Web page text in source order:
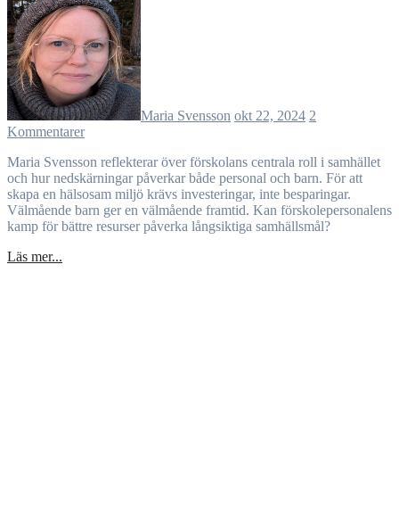
Maria Svensson okt 22, 2024 2
Kommentarer
Maria Svensson reflekterar över förskolans centrala roll i samhället
och hur nedskärningar påverkar både personal och barn. För att
skapa en hälsosam miljö krävs investeringar, inte besparingar.
Välmående barn ger en välmående framtid. Kan förskolepersonalens
kamp för bättre resurser påverka långsiktiga samhällsmål?
Läs mer...